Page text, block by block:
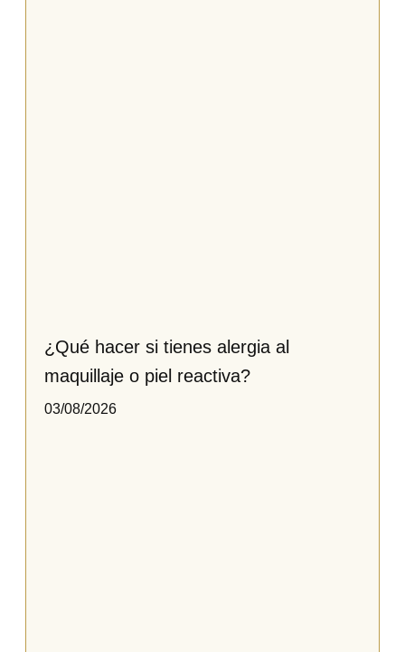
¿Qué hacer si tienes alergia al
maquillaje o piel reactiva​?
03/08/2026